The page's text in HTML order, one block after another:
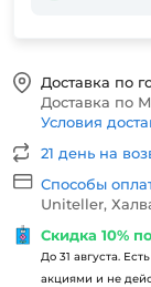
Доставка по
Доставка по
Условия
21 день на
Способы
Uniteller,
Скидка 10%
До 31 августа.
акциями и не